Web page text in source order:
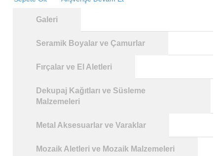
Galeri
Seramik Boyalar ve Çamurlar
Fırçalar ve El Aletleri
Dekupaj Kağıtları ve Süsleme
Malzemeleri
Metal Aksesuarlar ve Varaklar
Mozaik Aletleri ve Mozaik Malzemeleri